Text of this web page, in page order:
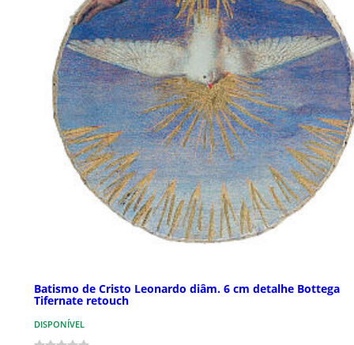
Batismo de Cristo Leonardo diâm. 6 cm detalhe Bottega
Tifernate retouch
DISPONÍVEL